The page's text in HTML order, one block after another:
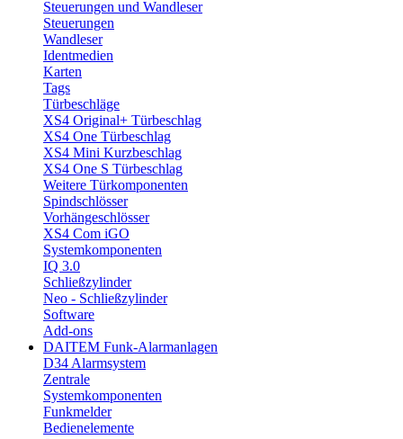
Steuerungen und Wandleser
Steuerungen
Wandleser
Identmedien
Karten
Tags
Türbeschläge
XS4 Original+ Türbeschlag
XS4 One Türbeschlag
XS4 Mini Kurzbeschlag
XS4 One S Türbeschlag
Weitere Türkomponenten
Spindschlösser
Vorhängeschlösser
XS4 Com iGO
Systemkomponenten
IQ 3.0
Schließzylinder
Neo - Schließzylinder
Software
Add-ons
DAITEM Funk-Alarmanlagen
D34 Alarmsystem
Zentrale
Systemkomponenten
Funkmelder
Bedienelemente